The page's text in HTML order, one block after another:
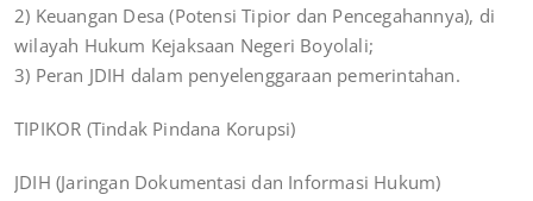
2) Keuangan Desa (Potensi Tipior dan Pencegahannya), di
wilayah Hukum Kejaksaan Negeri Boyolali;
3) Peran JDIH dalam penyelenggaraan pemerintahan.
TIPIKOR (Tindak Pindana Korupsi)
JDIH (Jaringan Dokumentasi dan Informasi Hukum)